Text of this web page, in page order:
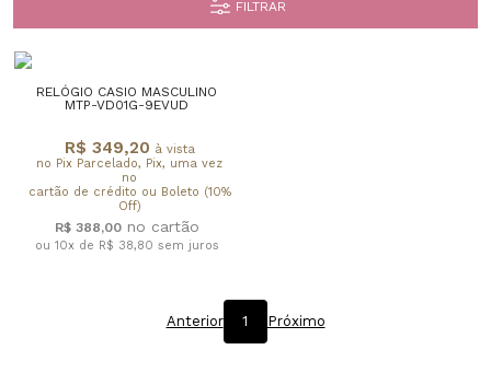
FILTRAR
RELÓGIO CASIO MASCULINO
MTP-VD01G-9EVUD
R$ 349,20 à vista
no Pix Parcelado, Pix, uma vez
no
cartão de crédito ou Boleto (10%
Off)
R$ 388,00
ou 10x de R$ 38,80 sem juros
Anterior 1 Próximo